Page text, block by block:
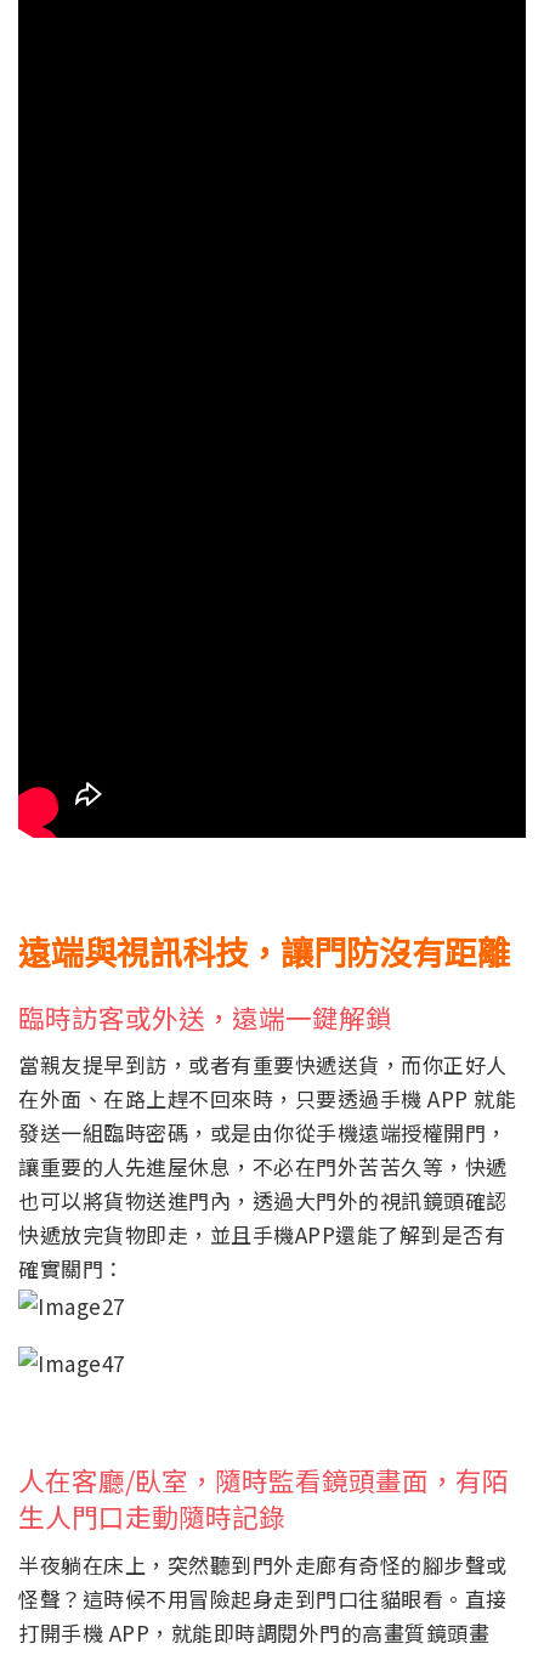
遠端與視訊科技，讓門防沒有距離
臨時訪客或外送，遠端一鍵解鎖
當親友提早到訪，或者有重要快遞送貨，而你正好人
在外面、在路上趕不回來時，只要透過手機 APP 就能
發送一組臨時密碼，或是由你從手機遠端授權開門，
讓重要的人先進屋休息，不必在門外苦苦久等，快遞
也可以將貨物送進門內，透過大門外的視訊鏡頭確認
快遞放完貨物即走，並且手機APP還能了解到是否有
確實關門：
人在客廳/臥室，隨時監看鏡頭畫面，有陌
生人門口走動隨時記錄
半夜躺在床上，突然聽到門外走廊有奇怪的腳步聲或
怪聲？這時候不用冒險起身走到門口往貓眼看。直接
打開手機 APP，就能即時調閱外門的高畫質鏡頭畫